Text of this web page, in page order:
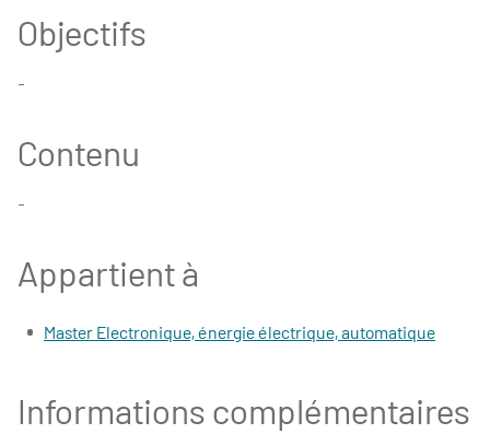
Objectifs
-
Contenu
-
Appartient à
Master Electronique, énergie électrique, automatique
Informations complémentaires